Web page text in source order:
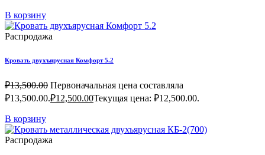
В корзину
Распродажа
Кровать двухъярусная Комфорт 5.2
₽13,500.00 Первоначальная цена составляла
₽13,500.00.₽12,500.00Текущая цена: ₽12,500.00.
В корзину
Распродажа